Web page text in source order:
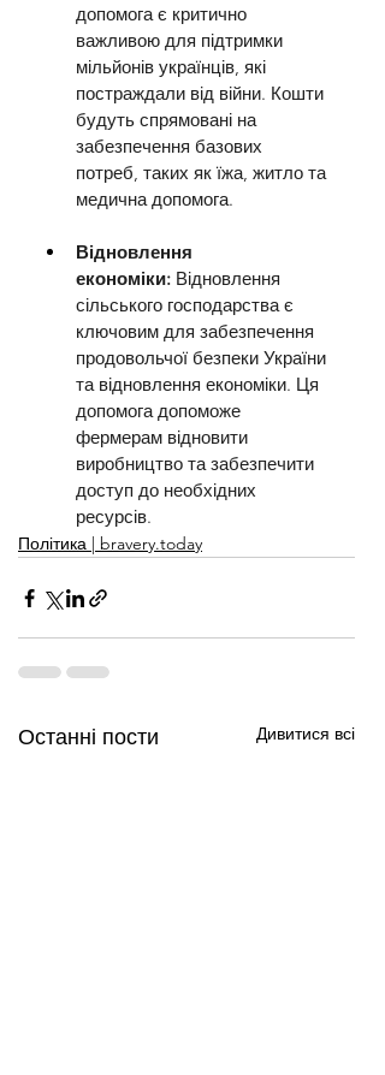
допомога є критично
важливою для підтримки
мільйонів українців, які
постраждали від війни. Кошти
будуть спрямовані на
забезпечення базових
потреб, таких як їжа, житло та
медична допомога.
Відновлення
економіки: Відновлення
сільського господарства є
ключовим для забезпечення
продовольчої безпеки України
та відновлення економіки. Ця
допомога допоможе
фермерам відновити
виробництво та забезпечити
доступ до необхідних
ресурсів.
Політика | bravery.today
Останні пости Дивитися всі